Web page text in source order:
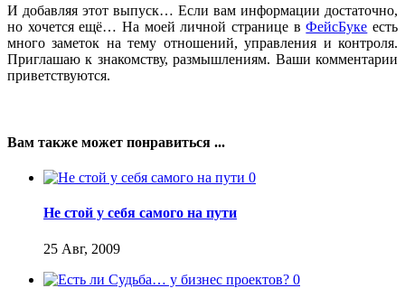
И добавляя этот выпуск… Если вам информации достаточно,
но хочется ещё… На моей личной странице вФейсБуке есть
много заметок на тему отношений, управления и контроля.
Приглашаю к знакомству, размышлениям. Ваши комментарии
приветствуются.
Вам также может понравиться ...
0
Не стой у себя самого на пути
25 Авг, 2009
0